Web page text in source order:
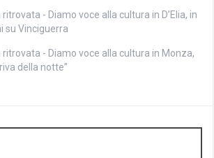
- Diamo voce alla cultura in D’Elia, in
su Vinciguerra
- Diamo voce alla cultura in Monza,
della notte”